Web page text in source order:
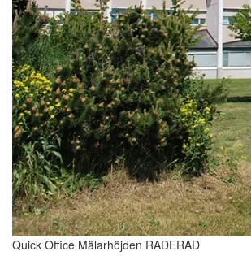
Quick Office Mälarhöjden RADERAD